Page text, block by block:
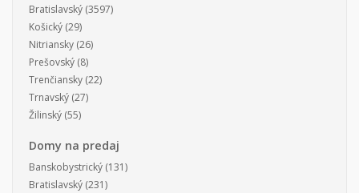
Bratislavský (3597)
Košický (29)
Nitriansky (26)
Prešovský (8)
Trenčiansky (22)
Trnavský (27)
Žilinský (55)
Domy na predaj
Banskobystrický (131)
Bratislavský (231)